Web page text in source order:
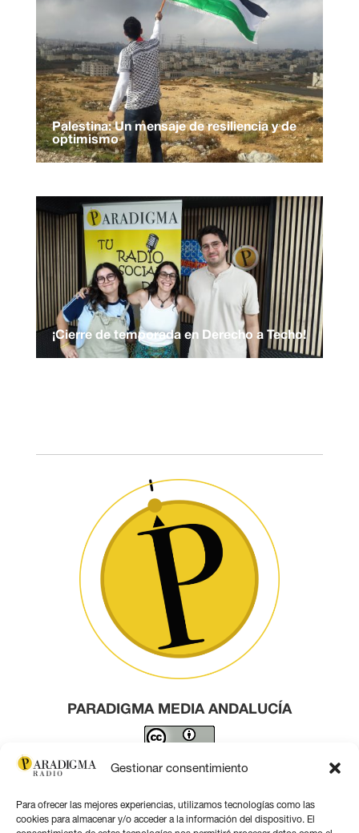
Gestionar consentimiento
Para ofrecer las mejores experiencias, utilizamos tecnologías como las
cookies para almacenar y/o acceder a la información del dispositivo. El
Palestina: Un mensaje de resiliencia y de
optimismo
¡Cierre de temporada en Derecho a Techo!
PARADIGMA MEDIA ANDALUCÍA
Este obra está bajo una licencia de Creative Commons
Contacto por correo